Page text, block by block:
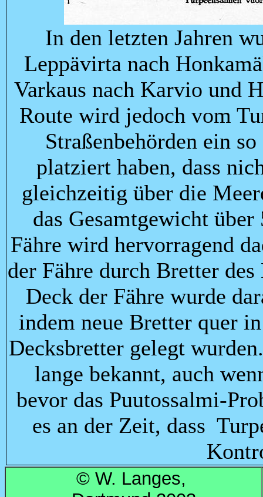
In den letzten Jahren
Leppävirta nach
Varkaus nach Karvio und
Route wird jedoch vom
Straßenbehörden ein
platziert haben, dass
gleichzeitig über die
das Gesamtgewicht
Fähre wird hervorragend
der Fähre durch Bretter
Deck der Fähre wurde
indem neue Bretter quer
Decksbretter gelegt
lange bekannt, auch
bevor das Puutossalmi-
es an der Zeit, dass
© W. Langes,